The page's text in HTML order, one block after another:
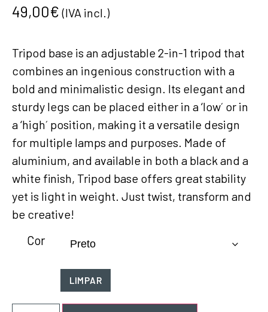
49,00€ (IVA incl.)
Tripod base is an adjustable 2-in-1 tripod that
combines an ingenious construction with a
bold and minimalistic design. Its elegant and
sturdy legs can be placed either in a ‘low´ or in
a ‘high´ position, making it a versatile design
for multiple lamps and purposes. Made of
aluminium, and available in both a black and a
white finish, Tripod base offers great stability
yet is light in weight. Just twist, transform and
be creative!
Cor
LIMPAR